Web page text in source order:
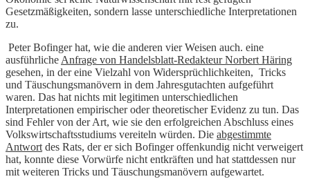
Gesetzmäßigkeiten, sondern lasse unterschiedliche Interpretationen
zu.
Peter Bofinger hat, wie die anderen vier Weisen auch. eine
ausführliche Anfrage von Handelsblatt-Redakteur Norbert Häring
gesehen, in der eine Vielzahl von Widersprüchlichkeiten, Tricks
und Täuschungsmanövern in dem Jahresgutachten aufgeführt
waren. Das hat nichts mit legitimen unterschiedlichen
Interpretationen empirischer oder theoretischer Evidenz zu tun. Das
sind Fehler von der Art, wie sie den erfolgreichen Abschluss eines
Volkswirtschaftsstudiums vereiteln würden. Die abgestimmte
Antwort des Rats, der er sich Bofinger offenkundig nicht verweigert
hat, konnte diese Vorwürfe nicht entkräften und hat stattdessen nur
mit weiteren Tricks und Täuschungsmanövern aufgewartet.